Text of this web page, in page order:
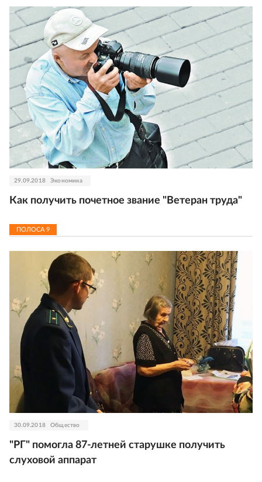
29.09.2018 Экономика
Как получить почетное звание "Ветеран труда"
ПОЛОСА 9
30.09.2018 Общество
"РГ" помогла 87-летней старушке получить
слуховой аппарат